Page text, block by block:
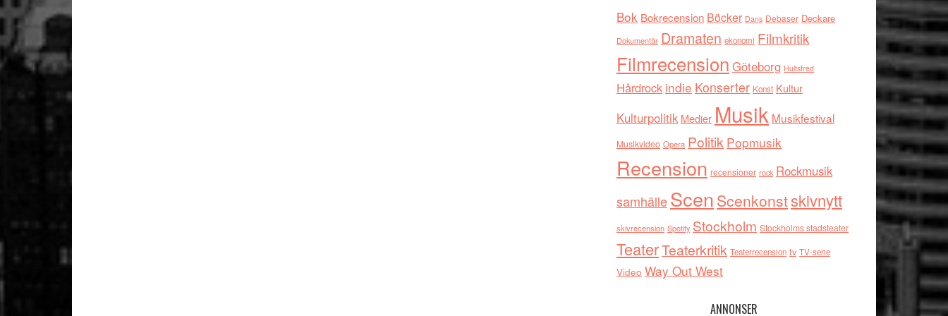
Bok Bokrecension Böcker Dans Debaser Deckare
Dokumentär Dramaten ekonomi Filmkritik
Filmrecension Göteborg Hultsfred
Hårdrock indie Konserter Konst Kultur
Kulturpolitik Medier Musik Musikfestival
Musikvideo Opera Politik Popmusik
Recension recensioner rock Rockmusik
samhälleScen Scenkonstskivnytt
skivrecension Spotify Stockholm Stockholms stadsteater
TeaterTeaterkritik Teaterrecension tv TV-serie
Video Way Out West
ANNONSER